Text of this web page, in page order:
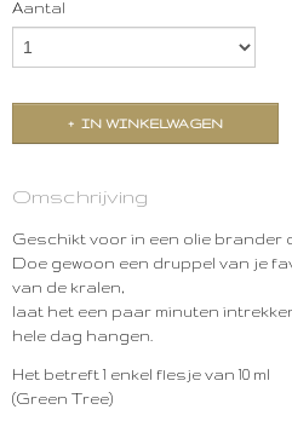
Aantal
IN WINKELWAGEN
Omschrijving
Geschikt voor in een olie brander
Doe gewoon een druppel van je
van de kralen,
laat het een paar minuten
hele dag hangen.
Het betreft 1 enkel flesje van 10 ml
(Green Tree)